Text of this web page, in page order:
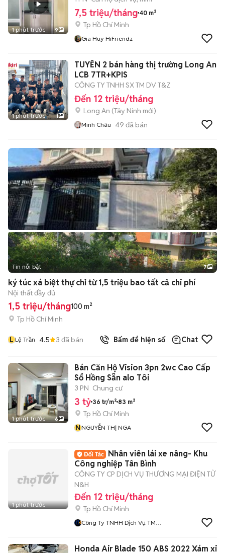
1 phút trước 9
7,5 triệu/tháng 40 m²
Tp Hồ Chí Minh
Gia Huy HiFriendz
1 phút trước 1
TUYỂN 2 bán hàng thị trường Long An
LCB 7TR+KPIS
CÔNG TY TNHH SX TM DV T&Z
Đến 12 triệu/tháng
Long An (Tây Ninh mới)
Minh Châu 49 đã bán
+2
Tin nổi bật 7
ký túc xá biệt thự chỉ từ 1,5 triệu bao tất cả chi phí
Nội thất đầy đủ
1,5 triệu/tháng100 m²
Tp Hồ Chí Minh
L Lệ Trần 4.5 3 đã bán Bấm để hiện số Chat
1 phút trước 6
Bán Căn Hộ Vision 3pn 2wc Cao Cấp
Sổ Hồng Sẵn alo Tôi
3 PN Chung cư
3 tỷ 36 tr/m² 83 m²
Tp Hồ Chí Minh
NNGUYỄN THỊ NGA
1 phút trước
Nhân viên lái xe nâng- Khu
Công nghiệp Tân Bình
CÔNG TY CP DỊCH VỤ THƯƠNG MẠI ĐIỆN TỬ
N&H
Đến 12 triệu/tháng
Tp Hồ Chí Minh
Công Ty TNHH Dịch Vụ TMĐT
Honda Air Blade 150 ABS 2022 Xám xi